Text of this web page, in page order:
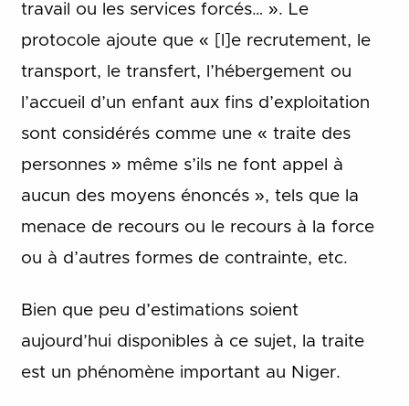
travail ou les services forcés… ». Le
protocole ajoute que « [l]e recrutement, le
transport, le transfert, l’hébergement ou
l’accueil d’un enfant aux fins d’exploitation
sont considérés comme une « traite des
personnes » même s’ils ne font appel à
aucun des moyens énoncés », tels que la
menace de recours ou le recours à la force
ou à d’autres formes de contrainte, etc.
Bien que peu d’estimations soient
aujourd’hui disponibles à ce sujet, la traite
est un phénomène important au Niger.